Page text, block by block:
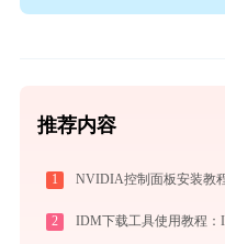
推荐内容
1 NVIDIA控制面板安装教
2